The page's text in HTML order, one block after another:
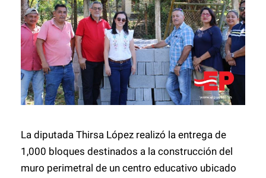
La diputada Thirsa López realizó la entrega de
1,000 bloques destinados a la construcción del
muro perimetral de un centro educativo ubicado